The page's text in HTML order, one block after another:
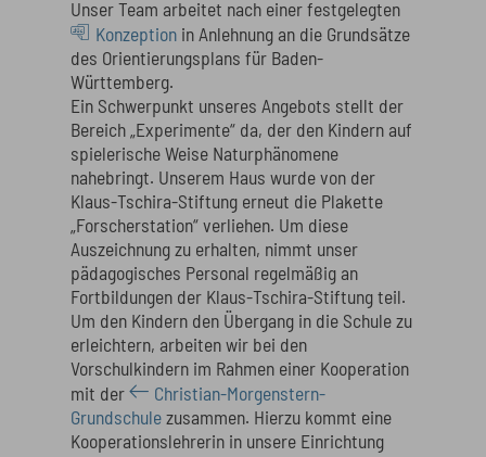
Unser Team arbeitet nach einer festgelegten
Konzeption in Anlehnung an die Grundsätze
des Orientierungsplans für Baden-
Württemberg.
Ein Schwerpunkt unseres Angebots stellt der
Bereich „Experimente“ da, der den Kindern auf
spielerische Weise Naturphänomene
nahebringt. Unserem Haus wurde von der
Klaus-Tschira-Stiftung erneut die Plakette
„Forscherstation“ verliehen. Um diese
Auszeichnung zu erhalten, nimmt unser
pädagogisches Personal regelmäßig an
Fortbildungen der Klaus-Tschira-Stiftung teil.
Um den Kindern den Übergang in die Schule zu
erleichtern, arbeiten wir bei den
Vorschulkindern im Rahmen einer Kooperation
mit der
Christian-Morgenstern-
Grundschulezusammen. Hierzu kommt eine
Kooperationslehrerin in unsere Einrichtung